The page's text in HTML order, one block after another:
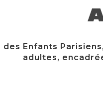
des Enfants
adultes,